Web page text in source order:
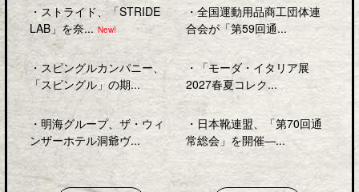
・ストライド、「STRIDE
LAB」を奈... New!
・ スピングルカンパニー、
「スピングル」の期...
・明海グループ、ザ・ウィ
ンザーホテル洞爺ヴ...
・全国運動用品商工団体連
合会が「第59回通...
・
「モーダ・イタリア展
2027春夏コレク...
・ 日本靴連盟、「第70回通
常総会」を開催―...